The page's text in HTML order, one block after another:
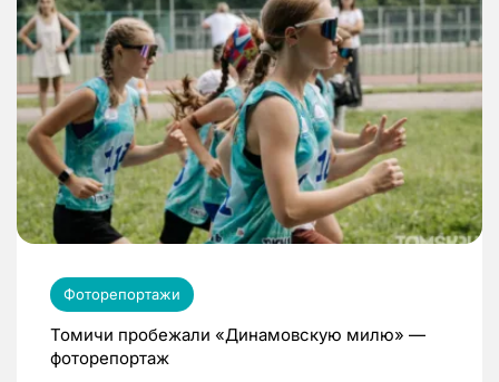
Фоторепортажи
Томичи пробежали «Динамовскую милю» —
фоторепортаж